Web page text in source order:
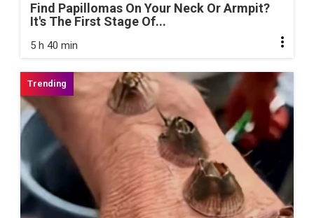
Find Papillomas On Your Neck Or Armpit?
It's The First Stage Of...
5 h 40 min